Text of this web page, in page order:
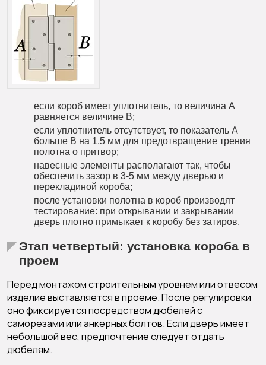
если короб имеет уплотнитель, то величина А
равняется величине В;
если уплотнитель отсутствует, то показатель А
больше В на 1,5 мм для предотвращение трения
полотна о притвор;
навесные элементы располагают так, чтобы
обеспечить зазор в 3-5 мм между дверью и
перекладиной короба;
после установки полотна в короб производят
тестирование: при открывании и закрывании
дверь плотно примыкает к коробу без затиров.
Этап четвертый: установка короба в
проем
Перед монтажом строительным уровнем или отвесом
изделие выставляется в проеме. После регулировки
оно фиксируется посредством дюбелей с
саморезами или анкерных болтов. Если дверь имеет
небольшой вес, предпочтение следует отдать
дюбелям.